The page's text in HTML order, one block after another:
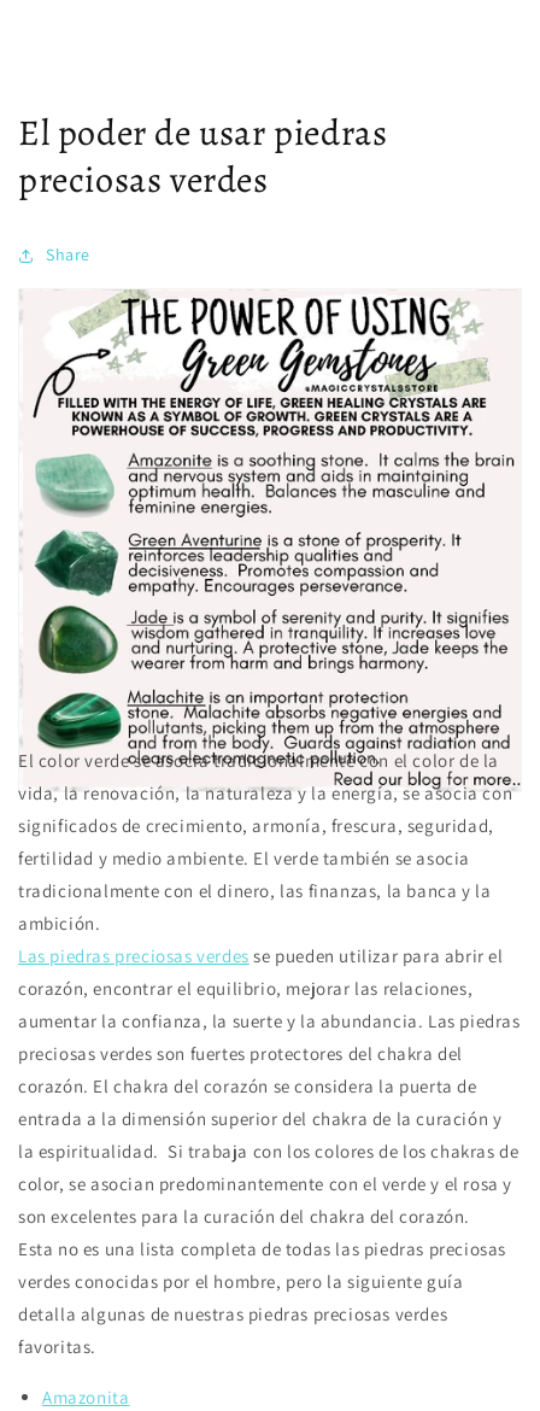
El poder de usar piedras
preciosas verdes
Share
El color verde se asocia tradicionalmente con el color de la
vida, la renovación, la naturaleza y la energía, se asocia con
significados de crecimiento, armonía, frescura, seguridad,
fertilidad y medio ambiente. El verde también se asocia
tradicionalmente con el dinero, las finanzas, la banca y la
ambición.
Las piedras preciosas verdes se pueden utilizar para abrir el
corazón, encontrar el equilibrio, mejorar las relaciones,
aumentar la confianza, la suerte y la abundancia. Las piedras
preciosas verdes son fuertes protectores del chakra del
corazón. El chakra del corazón se considera la puerta de
entrada a la dimensión superior del chakra de la curación y
la espiritualidad. Si trabaja con los colores de los chakras de
color, se asocian predominantemente con el verde y el rosa y
son excelentes para la curación del chakra del corazón.
Esta no es una lista completa de todas las piedras preciosas
verdes conocidas por el hombre, pero la siguiente guía
detalla algunas de nuestras piedras preciosas verdes
favoritas.
Amazonita